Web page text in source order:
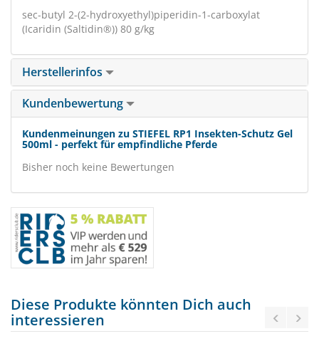
sec-butyl 2-(2-hydroxyethyl)piperidin-1-carboxylat
(Icaridin (Saltidin®)) 80 g/kg
Herstellerinfos
Kundenbewertung
Kundenmeinungen zu STIEFEL RP1 Insekten-Schutz Gel
500ml - perfekt für empfindliche Pferde
Bisher noch keine Bewertungen
Diese Produkte könnten Dich auch
interessieren